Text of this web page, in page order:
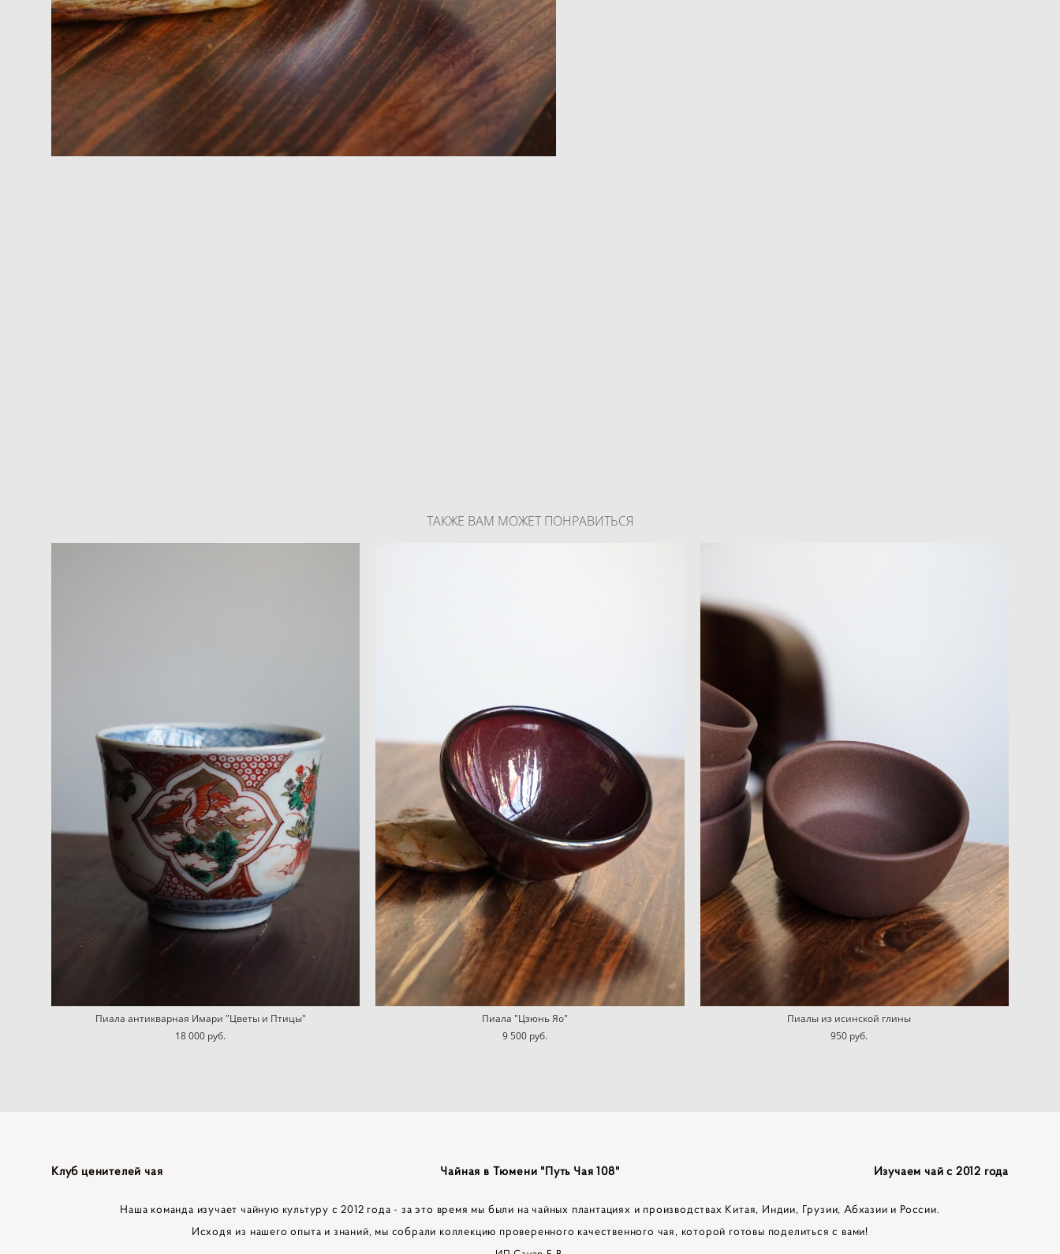
ТАКЖЕ ВАМ МОЖЕТ ПОНРАВИТЬСЯ
Пиала антикварная Имари "Цветы и Птицы"
18 000 pуб.
Пиала "Цзюнь Яо"
9 500 pуб.
Пиалы из исинской глины
950 pуб.
Клуб ценителей чая Чайная в Тюмени "Путь Чая 108" Изучаем чай с 2012 года
Наша команда изучает чайную культуру с 2012 года - за это время мы были на чайных плантациях и производствах Китая, Индии, Грузии, Абхазии и России.
Исходя из нашего опыта и знаний, мы собрали коллекцию проверенного качественного чая, которой готовы поделиться с вами!